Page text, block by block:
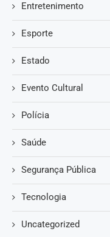
Entretenimento
Esporte
Estado
Evento Cultural
Polícia
Saúde
Segurança Pública
Tecnologia
Uncategorized